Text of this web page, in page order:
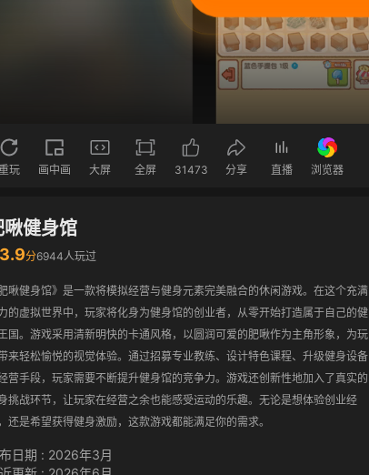
玩 画中画 大屏 全屏 31473 分享 直播 浏览器
啾健身馆
3.9分6944人玩过
肥啾健身馆》是一款将模拟经营与健身元素完美融合的休闲游戏。在这个充满
的虚拟世界中，玩家将化身为健身馆的创业者，从零开始打造属于自己的健
国。游戏采用清新明快的卡通风格，以圆润可爱的肥啾作为主角形象，为玩
来轻松愉悦的视觉体验。通过招募专业教练、设计特色课程、升级健身设备
营手段，玩家需要不断提升健身馆的竞争力。游戏还创新性地加入了真实的
挑战环节，让玩家在经营之余也能感受运动的乐趣。无论是想体验创业经
还是希望获得健身激励，这款游戏都能满足你的需求。
日期 : 2026年3月